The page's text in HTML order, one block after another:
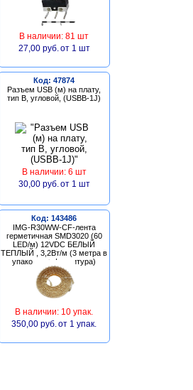
В наличии: 81 шт
27,00 руб. от 1 шт
Код: 47874
Разъем USB (м) на плату,
тип В, угловой, (USBB-1J)
В наличии: 6 шт
30,00 руб. от 1 шт
Код: 143486
IMG-R30WW-CF-лента
герметичная SMD3020 (60
LED/м) 12VDC БЕЛЫЙ
ТЕПЛЫЙ , 3,2Вт/м (3 метра в
упаковке + фурнитура)
В наличии: 10 упак.
350,00 руб. от 1 упак.